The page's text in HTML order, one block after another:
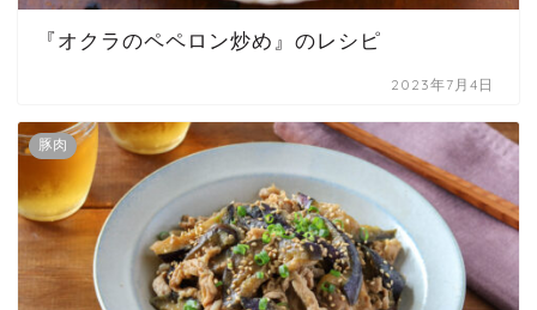
『オクラのペペロン炒め』のレシピ
2023年7月4日
豚肉